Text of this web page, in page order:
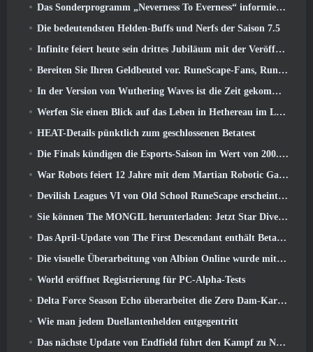
Das Sonderprogramm „Neverness To Everness“ informiert Spieler darüber, was sie bei der Veröffentlichung erwartet
Die bedeutendsten Helden-Buffs und Nerfs der Saison 7.5
Infinite feiert heute sein drittes Jubiläum mit der Veröffentlichung von SS12 Lunaria
Bereiten Sie Ihren Geldbeutel vor. RuneScape-Fans, RuneFest-Tickets stehen kurz vor dem Verkauf
In der Version von Wuthering Waves ist die Zeit gekommen, Aemeath zu retten 3.3 Aktualisieren
Werfen Sie einen Blick auf das Leben in Hethereau im Launch-Gameplay-Vorschauvideo von Neverness To Everness
HEAT-Details pünktlich zum geschlossenen Betatest
Die Finals kündigen die Esports-Saison im Wert von 200.000 US-Dollar an
War Robots feiert 12 Jahre mit dem Martian Robotic Games Event
Devilish Leagues VI von Old School RuneScape erscheint heute
Sie können The MONGIL herunterladen: Jetzt Star Dive-Client
Das April-Update von The First Descendant enthält Beta-Versionen neuer Endgame-Inhalte
Die visuelle Überarbeitung von Albion Online wurde mit dem heutigen Start des Radiant Wilds-Updates eingestellt
World eröffnet Registrierung für PC-Alpha-Tests
Delta Force Season Echo überarbeitet die Zero Dam-Karte und erweitert das Operations-Gameplay
Wie man jedem Duellantenhelden entgegentritt
Das nächste Update von Endfield führt den Kampf zu Nefarith